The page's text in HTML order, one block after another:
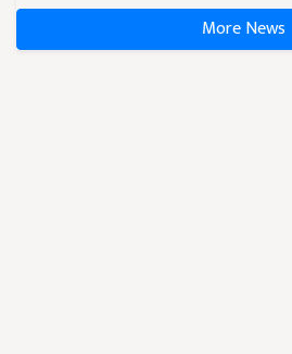
More News